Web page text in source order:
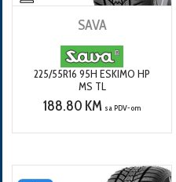
SAVA
225/55R16 95H ESKIMO HP
MS TL
188.80 KM sa PDV-om